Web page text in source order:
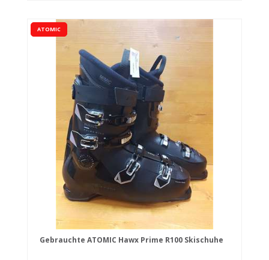
ATOMIC
Gebrauchte ATOMIC Hawx Prime R100 Skischuhe